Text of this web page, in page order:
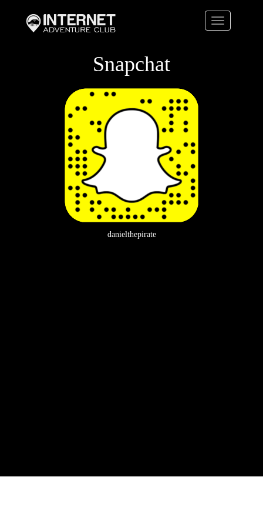
Toggle
navigation
Snapchat
danielthepirate